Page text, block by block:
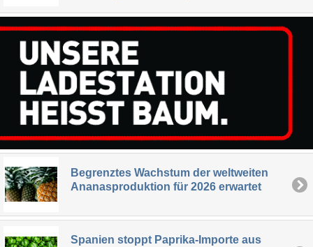
Begrenztes Wachstum der weltweiten
Ananasproduktion für 2026 erwartet
Spanien stoppt Paprika-Importe aus